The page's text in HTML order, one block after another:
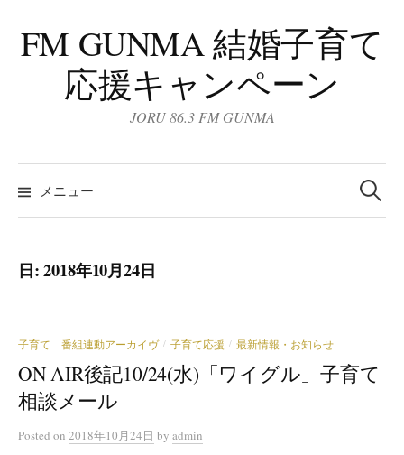
ン
テ
FM GUNMA 結婚子育て
応援キャンペーン
JORU 86.3 FM GUNMA
メニュー
検
索:
日:2018年10月24日
子育て 番組連動アーカイヴ / 子育て応援 / 最新情報・お知らせ
ON AIR後記10/24(水)「ワイグル」子育て
相談メール
Posted on 2018年10月24日 by admin